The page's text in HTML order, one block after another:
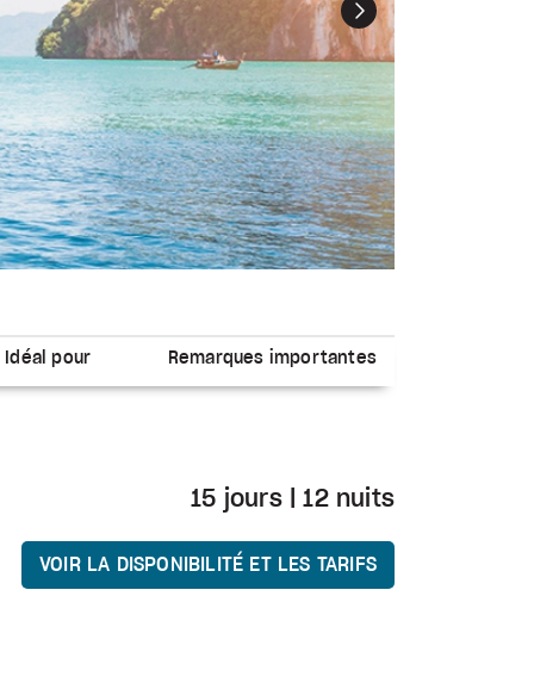
Suivant
Idéal pour Remarques importantes
15 jours | 12 nuits
VOIR LA DISPONIBILITÉ ET LES TARIFS